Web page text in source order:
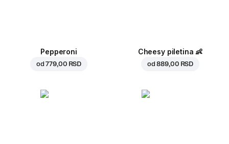
Pepperoni
od779,00 RSD
Cheesy piletina 👶
od889,00 RSD